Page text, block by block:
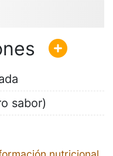
sabor)